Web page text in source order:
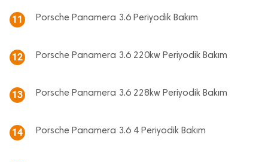
11 Porsche Panamera 3.6 Periyodik Bakım
12 Porsche Panamera 3.6 220kw Periyodik Bakım
13 Porsche Panamera 3.6 228kw Periyodik Bakım
14 Porsche Panamera 3.6 4 Periyodik Bakım